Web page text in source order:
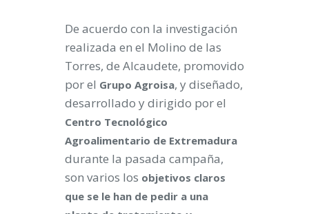
De acuerdo con la investigación
realizada en el Molino de las
Torres, de Alcaudete, promovido
por el Grupo Agroisa, y diseñado,
desarrollado y dirigido por el
Centro Tecnológico
Agroalimentario de Extremadura
durante la pasada campaña,
son varios los objetivos claros
que se le han de pedir a una